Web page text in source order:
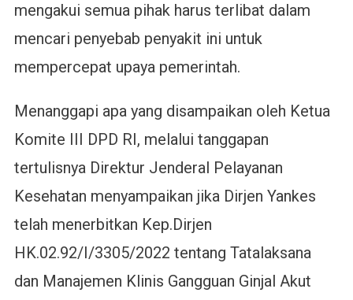
mengakui semua pihak harus terlibat dalam
mencari penyebab penyakit ini untuk
mempercepat upaya pemerintah.
Menanggapi apa yang disampaikan oleh Ketua
Komite III DPD RI, melalui tanggapan
tertulisnya Direktur Jenderal Pelayanan
Kesehatan menyampaikan jika Dirjen Yankes
telah menerbitkan Kep.Dirjen
HK.02.92/I/3305/2022 tentang Tatalaksana
dan Manajemen Klinis Gangguan Ginjal Akut